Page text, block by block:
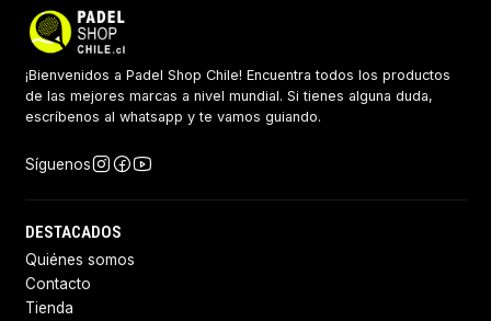
¡Bienvenidos a Padel Shop Chile! Encuentra todos los productos
de las mejores marcas a nivel mundial. Si tienes alguna duda,
escríbenos al whatsapp y te vamos guiando.
Síguenos
DESTACADOS
Quiénes somos
Contacto
Tienda